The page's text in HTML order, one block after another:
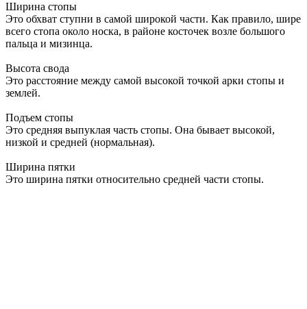
Ширина стопы
Это обхват ступни в самой широкой части. Как правило, шире
всего стопа около носка, в районе косточек возле большого
пальца и мизинца.
Высота свода
Это расстояние между самой высокой точкой арки стопы и
землей.
Подъем стопы
Это средняя выпуклая часть стопы. Она бывает высокой,
низкой и средней (нормальная).
Ширина пятки
Это ширина пятки относительно средней части стопы.